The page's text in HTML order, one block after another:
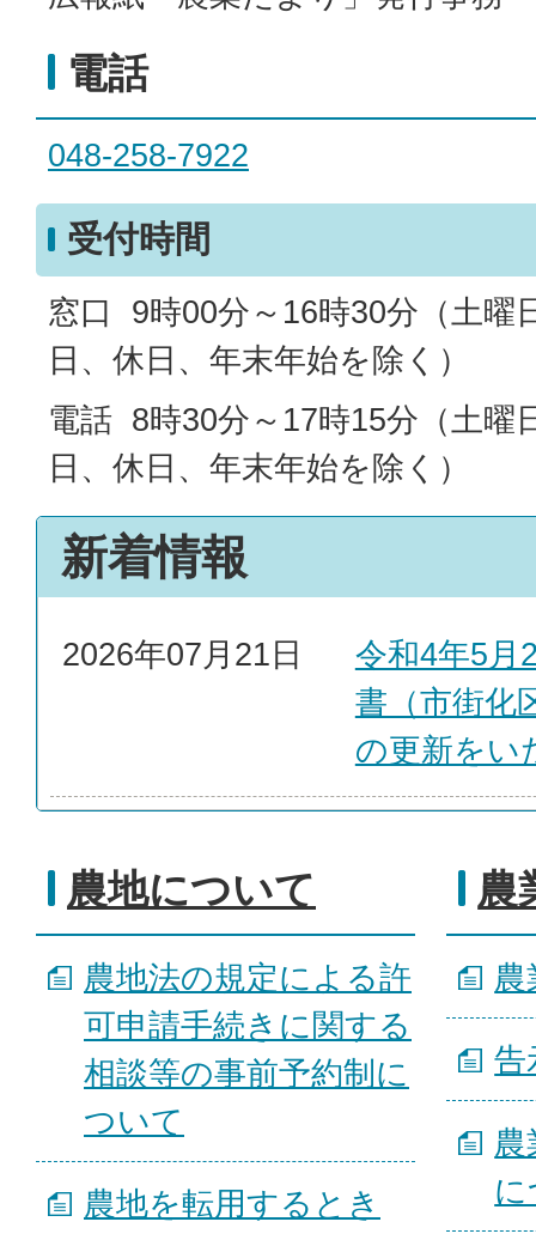
電話
048-258-7922
受付時間
窓口 9時00分～16時30分（土曜
日、休日、年末年始を除く）
電話 8時30分～17時15分（土曜
日、休日、年末年始を除く）
新着情報
2026年07月21日
令和4年5月
書（市街化
の更新をい
農地について
農地法の規定による許
可申請手続きに関する
相談等の事前予約制に
ついて
農地を転用するとき
農
農
告
農